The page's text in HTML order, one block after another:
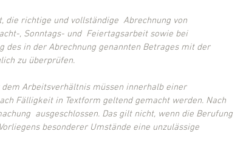
die richtige und vollständige  Abrechnung von
, Sonntags- und  Feiertagsarbeit sowie bei
des in der Abrechnung genannten Betrages mit der
zu überprüfen.
Arbeitsverhältnis müssen innerhalb einer
Fälligkeit in Textform geltend gemacht werden. Nach
ausgeschlossen. Das gilt nicht, wenn die Berufung
besonderer Umstände eine unzulässige